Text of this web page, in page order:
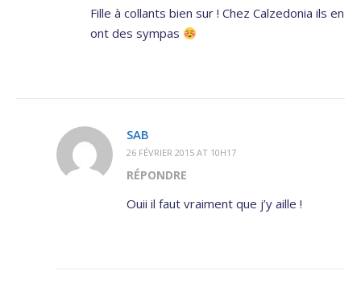
Fille à collants bien sur ! Chez Calzedonia ils en
ont des sympas
SAB
26 FÉVRIER 2015 AT 10H17
RÉPONDRE
Ouii il faut vraiment que j’y aille !